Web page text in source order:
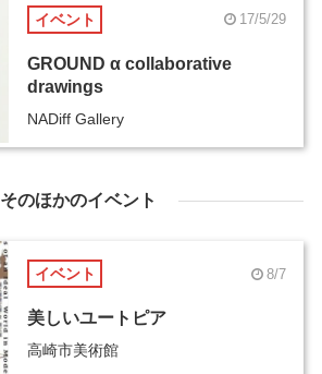
イベント 17/5/29
GROUND α collaborative
drawings
NADiff Gallery
そのほかのイベント
イベント 8/7
美しいユートピア
高崎市美術館